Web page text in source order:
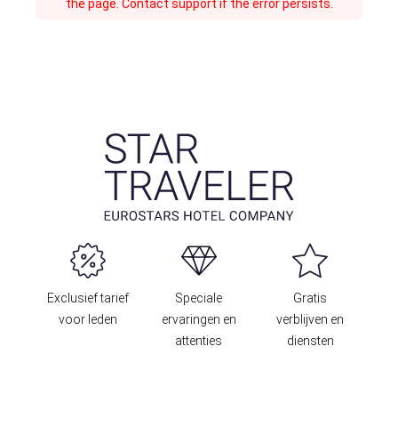
the page. Contact support if the error persists.
Exclusief tarief
voor leden
Speciale
ervaringen en
attenties
Gratis
verblijven en
diensten